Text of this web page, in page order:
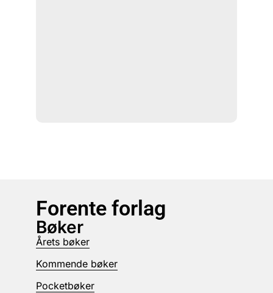
Forente forlag
Bøker
Årets bøker
Kommende bøker
Pocketbøker